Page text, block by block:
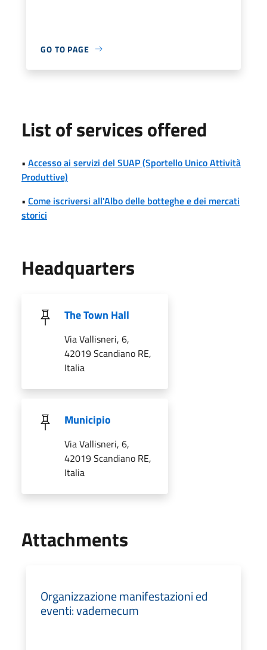
GO TO PAGE
List of services offered
• Accesso ai servizi del SUAP (Sportello Unico Attività
Produttive)
• Come iscriversi all'Albo delle botteghe e dei mercati
storici
Headquarters
The Town Hall
Via Vallisneri, 6,
42019 Scandiano RE,
Italia
Municipio
Via Vallisneri, 6,
42019 Scandiano RE,
Italia
Attachments
Organizzazione manifestazioni ed
eventi: vademecum